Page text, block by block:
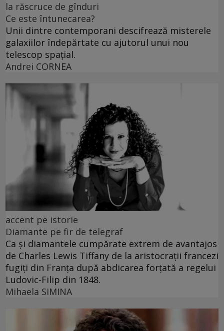
la răscruce de gînduri
Ce este întunecarea?
Unii dintre contemporani descifrează misterele
galaxiilor îndepărtate cu ajutorul unui nou
telescop spațial.
Andrei CORNEA
accent pe istorie
Diamante pe fir de telegraf
Ca și diamantele cumpărate extrem de avantajos
de Charles Lewis Tiffany de la aristocrații francezi
fugiți din Franța după abdicarea forțată a regelui
Ludovic-Filip din 1848.
Mihaela SIMINA